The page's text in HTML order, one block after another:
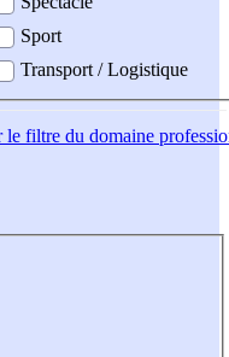
Sport
Transport / Logistique
le filtre du domaine